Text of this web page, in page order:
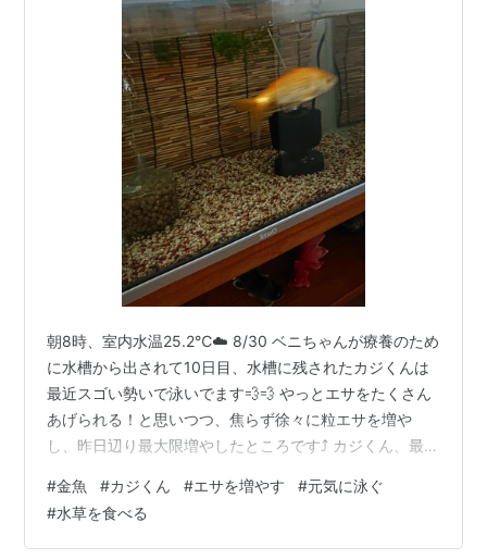
朝8時、室内水温25.2℃☁️ 8/30 ベニちゃんが療養のため
に水槽から出されて10日目、水槽に残されたカジくんは
最近スゴい勢いで泳いでます💨💨 やっとエサをたくさん
あげられる！と思いつつ、焦らず徐々に粒エサを増や
し、昨日辺り最大限増やしたところです⤴️ カジくん、最初
下手なのですが、いつも先に食べてしまう姉さん金魚が
いないので、初めてたらふく食べられてます😋 泳ぐ💨 泳
ぐ💨 マグロ🐟️？ 金魚💡 ひたすら泳いでました(^^; しか
#金魚 #カジくん #エサを増やす #元気に泳ぐ
#水草を食べる